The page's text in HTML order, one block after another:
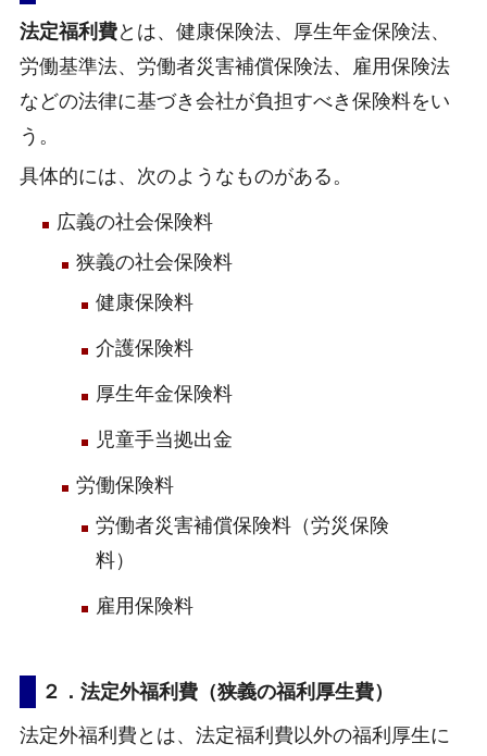
法定福利費とは、健康保険法、厚生年金保険法、
労働基準法、労働者災害補償保険法、雇用保険法
などの法律に基づき会社が負担すべき保険料をい
う。
具体的には、次のようなものがある。
広義の社会保険料
狭義の社会保険料
健康保険料
介護保険料
厚生年金保険料
児童手当拠出金
労働保険料
労働者災害補償保険料（労災保険
料）
雇用保険料
２．法定外福利費（狭義の福利厚生費）
法定外福利費とは、法定福利費以外の福利厚生に